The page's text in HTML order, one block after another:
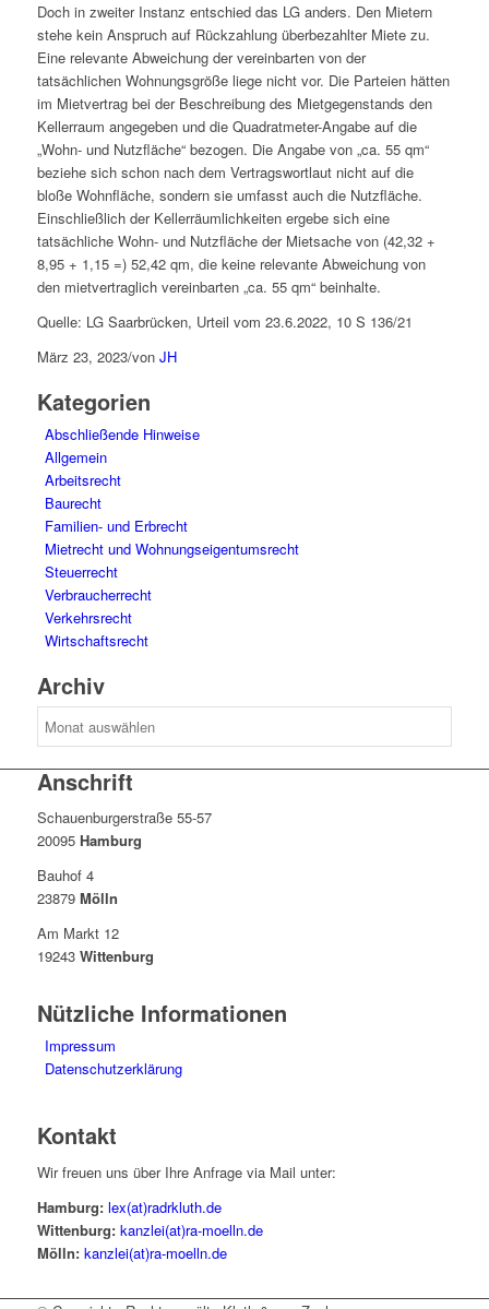
Doch in zweiter Instanz entschied das LG anders. Den Mietern
stehe kein Anspruch auf Rückzahlung überbezahlter Miete zu.
Eine relevante Abweichung der vereinbarten von der
tatsächlichen Wohnungsgröße liege nicht vor. Die Parteien hätten
im Mietvertrag bei der Beschreibung des Mietgegenstands den
Kellerraum angegeben und die Quadratmeter-Angabe auf die
„Wohn- und Nutzfläche“ bezogen. Die Angabe von „ca. 55 qm“
beziehe sich schon nach dem Vertragswortlaut nicht auf die
bloße Wohnfläche, sondern sie umfasst auch die Nutzfläche.
Einschließlich der Kellerräumlichkeiten ergebe sich eine
tatsächliche Wohn- und Nutzfläche der Mietsache von (42,32 +
8,95 + 1,15 =) 52,42 qm, die keine relevante Abweichung von
den mietvertraglich vereinbarten „ca. 55 qm“ beinhalte.
Quelle: LG Saarbrücken, Urteil vom 23.6.2022, 10 S 136/21
März 23, 2023/von JH
Kategorien
Abschließende Hinweise
Allgemein
Arbeitsrecht
Baurecht
Familien- und Erbrecht
Mietrecht und Wohnungseigentumsrecht
Steuerrecht
Verbraucherrecht
Verkehrsrecht
Wirtschaftsrecht
Archiv
Anschrift
Schauenburgerstraße 55-57
20095 Hamburg
Bauhof 4
23879 Mölln
Am Markt 12
19243 Wittenburg
Nützliche Informationen
Impressum
Datenschutzerklärung
Kontakt
Wir freuen uns über Ihre Anfrage via Mail unter:
Hamburg: lex(at)radrkluth.de
Wittenburg: kanzlei(at)ra-moelln.de
Mölln: kanzlei(at)ra-moelln.de